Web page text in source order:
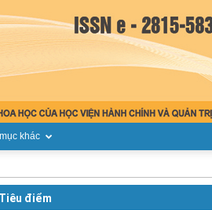
khác
Tiêu điểm